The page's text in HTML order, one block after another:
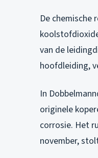
De chemische
van de
hoofdleiding,
In
originele
corrosie. Het
november,